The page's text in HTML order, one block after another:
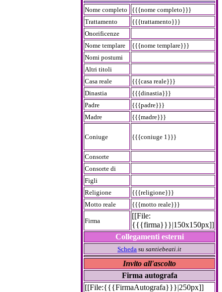
Nome completo
{{{nome completo}}}
Trattamento
{{{trattamento}}}
Onorificenze
Nome templare
{{{nome templare}}}
Nomi postumi
Altri titoli
Casa reale
{{{casa reale}}}
Dinastia
{{{dinastia}}}
Padre
{{{padre}}}
Madre
{{{madre}}}
Coniuge {{{coniuge 1}}}
Consorte
Consorte di
Figli
Religione
{{{religione}}}
Motto reale
{{{motto reale}}}
Firma
[[File:
{{{firma}}}|150x150px]]
Collegamenti esterni
Scheda su santiebeati.it
Invito all'ascolto
Firma autografa
[[File:{{{FirmaAutografa}}}|250px]]